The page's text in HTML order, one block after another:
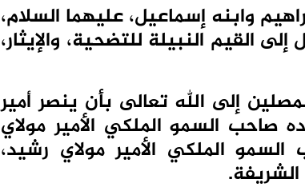
وابنه إسماعيل، عليهما السلام،
القيم النبيلة للتضحية، والإيثار،
إلى الله تعالى بأن ينصر أمير
صاحب السمو الملكي الأمير مولاي
الملكي الأمير مولاي رشيد،